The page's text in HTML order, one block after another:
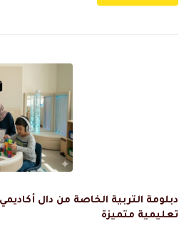
دبلومة التربية الخاصة من دال
تعليمية متميزة